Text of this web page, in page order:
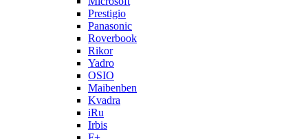
Prestigio
Panasonic
Roverbook
Rikor
Yadro
OSIO
Maibenben
Kvadra
iRu
Irbis